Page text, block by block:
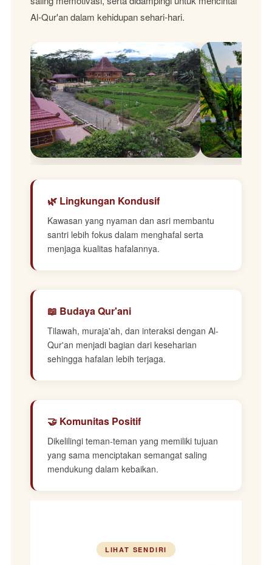
Al-Qur'an dalam kehidupan sehari-hari.
🌿 Lingkungan Kondusif
Kawasan yang nyaman dan asri membantu
santri lebih fokus dalam menghafal serta
menjaga kualitas hafalannya.
📖 Budaya Qur'ani
Tilawah, muraja'ah, dan interaksi dengan Al-
Qur'an menjadi bagian dari keseharian
sehingga hafalan lebih terjaga.
🤝 Komunitas Positif
Dikelilingi teman-teman yang memiliki tujuan
yang sama menciptakan semangat saling
mendukung dalam kebaikan.
LIHAT SENDIRI